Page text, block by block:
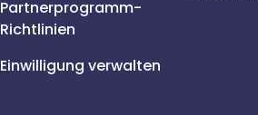
Partnerprogramm-
Richtlinien
Einwilligung verwalten